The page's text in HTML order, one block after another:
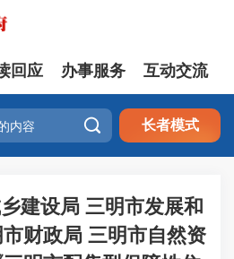
回应 办事服务 互动交流
 长者模式
建设局 三明市发展和
财政局 三明市自然资